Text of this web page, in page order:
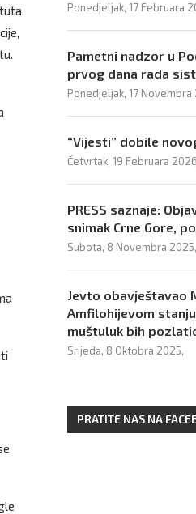
Ponedjeljak, 17 Februara
Pametni nadzor u
prvog dana rada
Ponedjeljak, 17 Novembra
“Vijesti” dobile
Četvrtak, 19 Februara
PRESS saznaje:
snimak Crne Gore,
Subota, 8 Novembra 2025,
Jevto obavještavao
Amfilohijevom
muštuluk bih
Srijeda, 8 Oktobra 2025,
PRATITE NAS NA